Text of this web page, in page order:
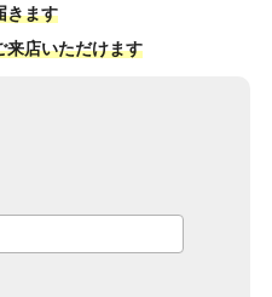
きます
来店いただけます